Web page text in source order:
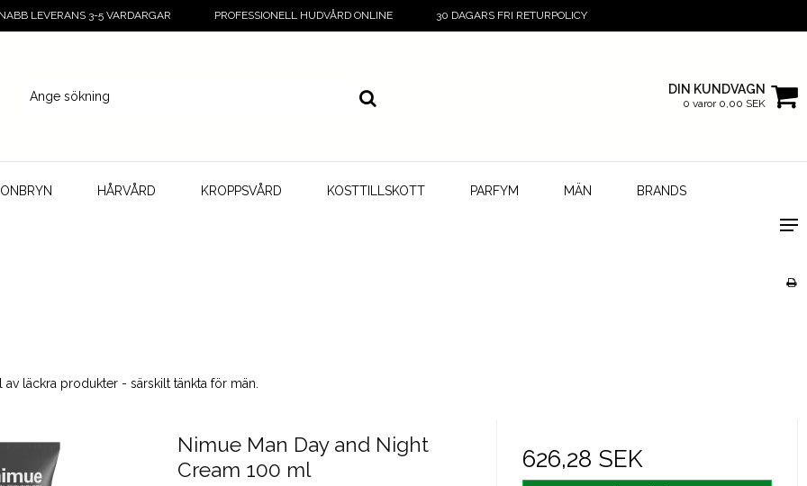
LEVERANS 3-5 VARDARGAR PROFESSIONELL HUDVÅRD ONLINE 30 DAGARS FRI RETURPOLICY
DIN KUNDVAGN
0 varor 0,00 SEK
HÅRVÅRD KROPPSVÅRD KOSTTILLSKOTT PARFYM MÄN BRANDS
av läckra produkter - särskilt tänkta för män.
Nimue Man Day and Night
Cream 100 ml
626,28 SEK